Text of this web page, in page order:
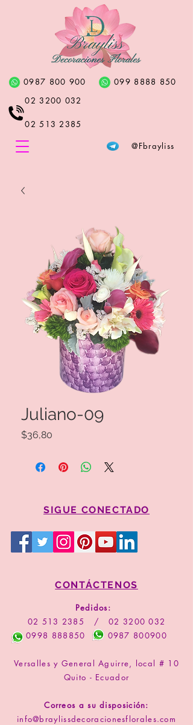
@Fbrayliss
0987 800 900
02 3200 032
02 513 2385
099 8888 850
Juliano-09
$36,80
SIGUE CONECTADO
CONTÁCTENOS
Pedidos:
02 513 2385
/02 3200 032
0998 888850
0987 800900
Versalles y General Aguirre, local # 10
Quito - Ecuador
Correos a su disposición:
info@braylissdecoracionesflorales.com